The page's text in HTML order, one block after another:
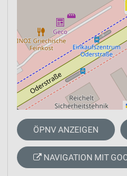
ÖPNV ANZEIGEN
NAVIGATION MIT